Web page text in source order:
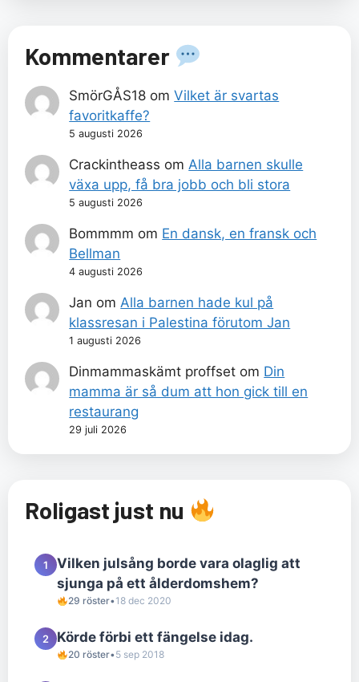
Kommentarer
SmörGÅS18 omVilket är svartas
favoritkaffe?
5 augusti 2026
Crackintheass om Alla barnen skulle
växa upp, få bra jobb och bli stora
5 augusti 2026
Bommmm om En dansk, en fransk och
Bellman
4 augusti 2026
Jan om Alla barnen hade kul på
klassresan i Palestina förutom Jan
1 augusti 2026
Dinmammaskämt proffset om Din
mamma är så dum att hon gick till en
restaurang
29 juli 2026
Roligast just nu
1
Vilken julsång borde vara olaglig att
sjunga på ett ålderdomshem?
29 röster•18 dec 2020
2 Körde förbi ett fängelse idag.
20 röster•5 sep 2018